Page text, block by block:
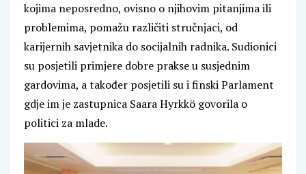
kojima neposredno, ovisno o njihovim pitanjima ili
problemima, pomažu različiti stručnjaci, od
karijernih savjetnika do socijalnih radnika. Sudionici
su posjetili primjere dobre prakse u susjednim
gardovima, a također posjetili su i finski Parlament
gdje im je zastupnica Saara Hyrkkö govorila o
politici za mlade.